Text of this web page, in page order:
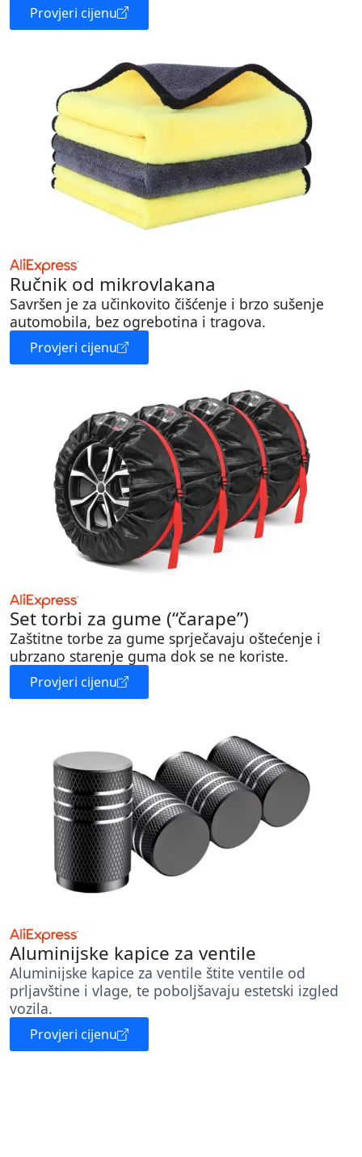
Provjeri cijenu
Ručnik od mikrovlakana
Savršen je za učinkovito čišćenje i brzo sušenje
automobila, bez ogrebotina i tragova.
Provjeri cijenu
Set torbi za gume (“čarape”)
Zaštitne torbe za gume sprječavaju oštećenje i
ubrzano starenje guma dok se ne koriste.
Provjeri cijenu
Aluminijske kapice za ventile
Aluminijske kapice za ventile štite ventile od
prljavštine i vlage, te poboljšavaju estetski izgled
vozila.
Provjeri cijenu